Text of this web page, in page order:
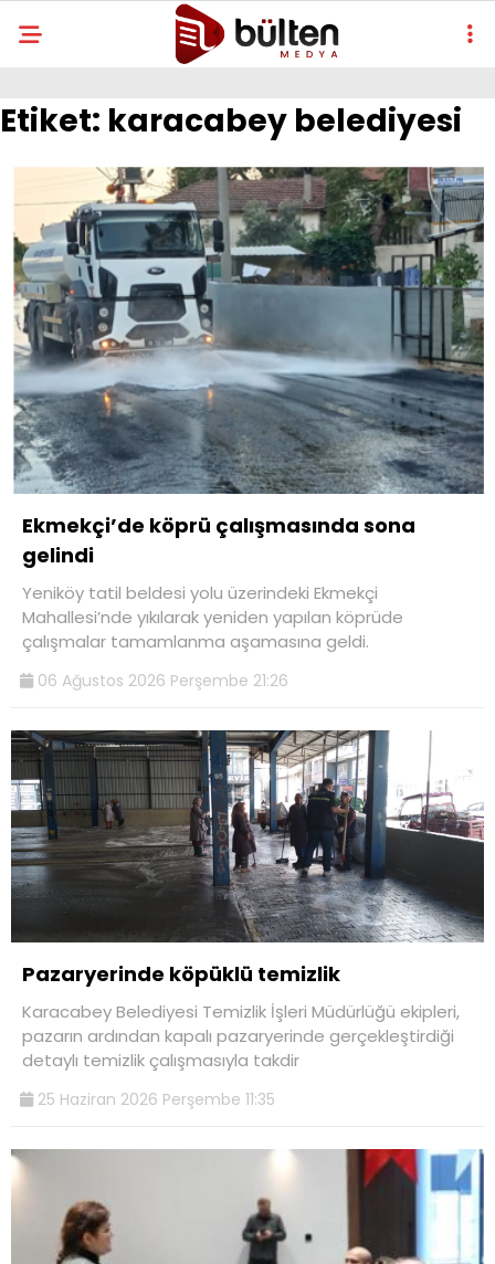
Etiket: karacabey belediyesi
Ekmekçi’de köprü çalışmasında sona
gelindi
Yeniköy tatil beldesi yolu üzerindeki Ekmekçi
Mahallesi’nde yıkılarak yeniden yapılan köprüde
çalışmalar tamamlanma aşamasına geldi.
06 Ağustos 2026 Perşembe 21:26
Pazaryerinde köpüklü temizlik
Karacabey Belediyesi Temizlik İşleri Müdürlüğü ekipleri,
pazarın ardından kapalı pazaryerinde gerçekleştirdiği
detaylı temizlik çalışmasıyla takdir
25 Haziran 2026 Perşembe 11:35